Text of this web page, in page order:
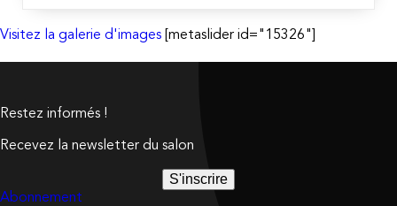
Visitez la galerie d'images [metaslider id="15326"]
Restez informés !
Recevez la newsletter du salon
S'inscrire
Abonnement